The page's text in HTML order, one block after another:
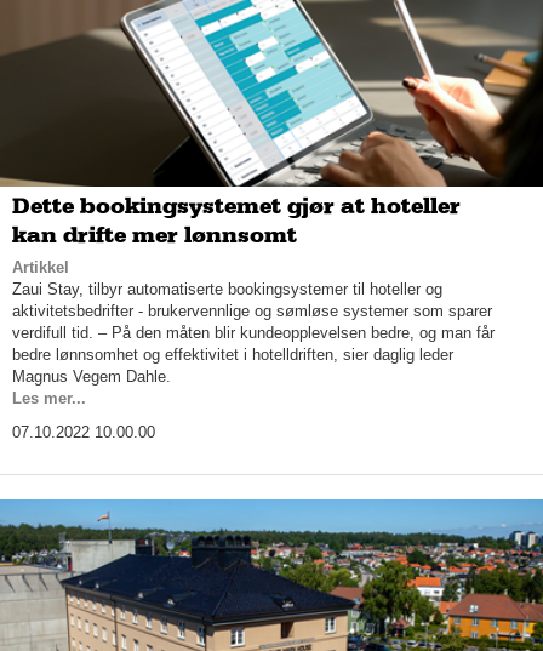
Dette bookingsystemet gjør at hoteller
kan drifte mer lønnsomt
Artikkel
Zaui Stay, tilbyr automatiserte bookingsystemer til hoteller og
aktivitetsbedrifter - brukervennlige og sømløse systemer som sparer
verdifull tid. – På den måten blir kundeopplevelsen bedre, og man får
bedre lønnsomhet og effektivitet i hotelldriften, sier daglig leder
Magnus Vegem Dahle.
Les mer...
07.10.2022 10.00.00